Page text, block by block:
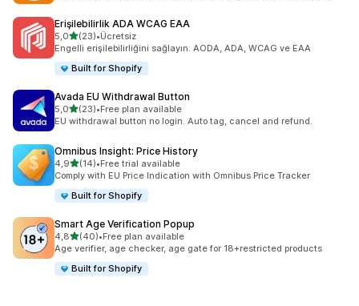
Erişilebilirlik ADA WCAG EAA
5,05 yıldız üzerinden
(23)
toplam 23 değerlendirme
•Ücretsiz
Engelli erişilebilirliğini sağlayın: AODA, ADA, WCAG ve EAA
Built for Shopify
Avada EU Withdrawal Button
5,05 yıldız üzerinden
(23)
toplam 23 değerlendirme
•Free plan available
EU withdrawal button no login. Auto tag, cancel and refund.
Omnibus Insight: Price History
4,95 yıldız üzerinden
(14)
toplam 14 değerlendirme
•Free trial available
Comply with EU Price Indication with Omnibus Price Tracker
Built for Shopify
Smart Age Verification Popup
4,85 yıldız üzerinden
(40)
toplam 40 değerlendirme
•Free plan available
Age verifier, age checker, age gate for 18+restricted products
Built for Shopify